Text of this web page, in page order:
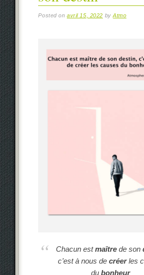
Posted onavril 15, 2022 byAtmo
Chacun estmaîtrede son
c’est à nous decréerles
dubonheur